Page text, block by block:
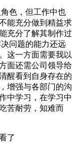
色，但工作中也
能充分做到精益求
充分了解其制作过
问题的能力还远
这一方面需要我以
面还需公司领导给
醒看到自身存在的
增强与各部门的沟
中学习，在学习中
苦耐劳，知难而
了